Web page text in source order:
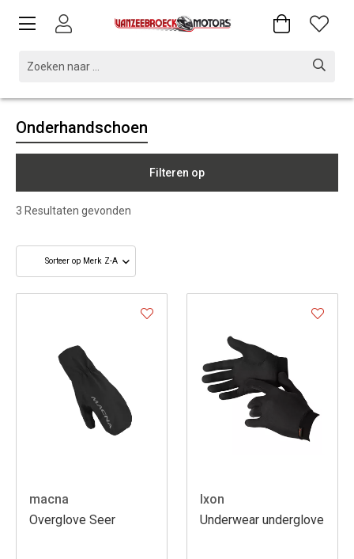
Onderhandschoen
Filteren op
3 Resultaten gevonden
macna
Overglove Seer
Ixon
Underwear underglove